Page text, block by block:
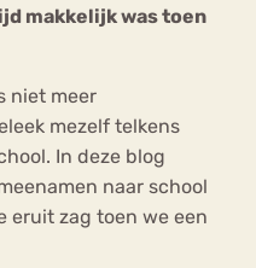
makkelijk was toen
niet meer
mezelf telkens
In deze blog
naar school
eruit zag toen we een